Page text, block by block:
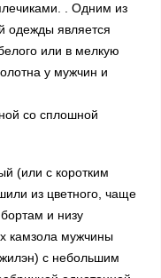
. Одним из
одежды является
или в мелкую
у мужчин и
со сплошной
(или с коротким
из цветного, чаще
и низу
камзола мужчины
с небольшим